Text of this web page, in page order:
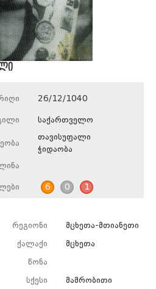
26/12/1040
საქართველო
თავისუფალი
ჭიდაობა
6 0 1
რეგიონი მცხეთა-მთიანეთი
ქალაქი მცხეთა
წონა
სქესი მამრობითი